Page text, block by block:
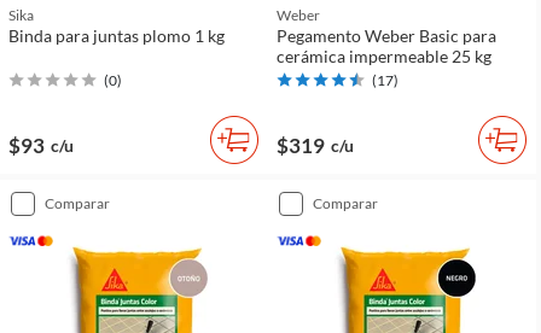
Sika
Binda para juntas plomo 1 kg
(0)
$93 c/u
Weber
Pegamento Weber Basic para
cerámica impermeable 25 kg
(17)
$319 c/u
comparar comparar